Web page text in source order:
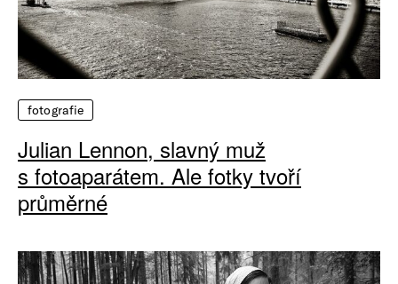
fotografie
Julian Lennon, slavný muž
s fotoaparátem. Ale fotky tvoří
průměrné